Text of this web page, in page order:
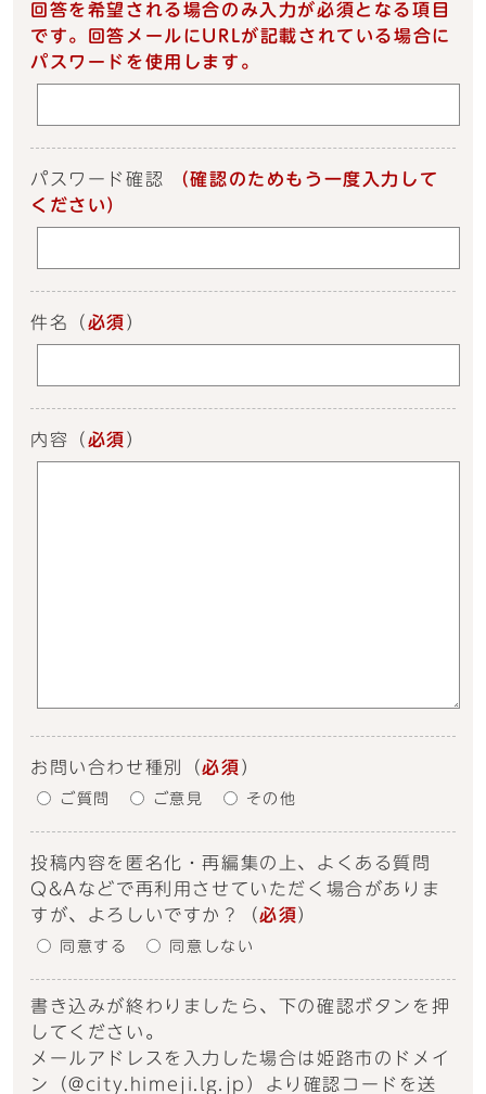
回答を希望される場合のみ入力が必須となる項目
です。回答メールにURLが記載されている場合に
パスワードを使用します。
パスワード確認
（確認のためもう一度入力して
ください）
件名 （ 必須 ）
内容 （ 必須 ）
お問い合わせ種別 （必須 ）
ご質問 ご意見 その他
投稿内容を匿名化・再編集の上、よくある質問
Q&Aなどで再利用させていただく場合がありま
すが、よろしいですか？
（必須 ）
同意する 同意しない
書き込みが終わりましたら、下の確認ボタンを押
してください。
メールアドレスを入力した場合は姫路市のドメイ
ン（@city.himeji.lg.jp）より確認コードを送